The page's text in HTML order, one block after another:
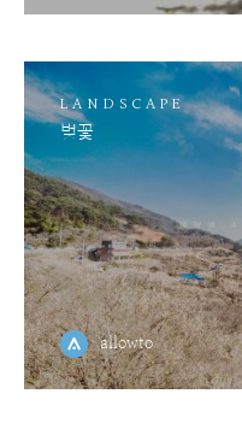
LANDSCAPE
벚꽃
allowto